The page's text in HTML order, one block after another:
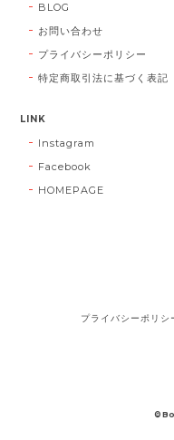
BLOG
お問い合わせ
プライバシーポリシー
特定商取引法に基づく表記
LINK
Instagram
Facebook
HOMEPAGE
プライバシーポリシ